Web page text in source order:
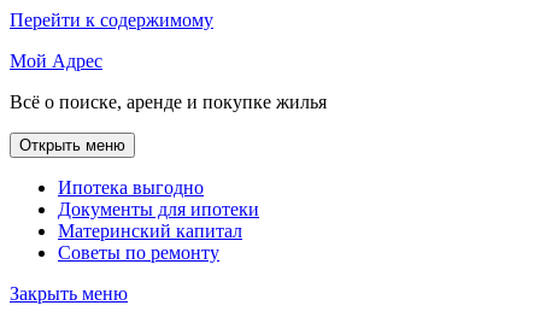
Перейти к содержимому
Мой Адрес
Всё о поиске, аренде и покупке жилья
Открыть меню
Ипотека выгодно
Документы для ипотеки
Материнский капитал
Советы по ремонту
Закрыть меню